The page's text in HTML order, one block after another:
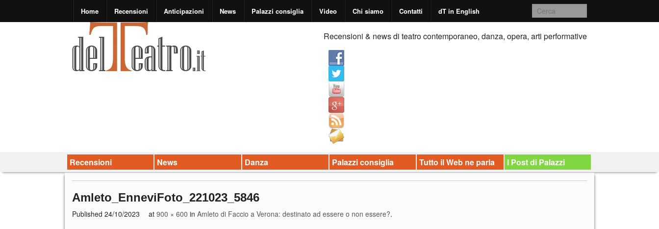
Home Recensioni Anticipazioni News Palazzi consiglia Video Chi siamo Contatti dT in English
Recensioni & news di teatro contemporaneo, danza, opera, arti performative
Recensioni News Danza Palazzi consiglia Tutto il Web ne parla I Post di Palazzi
Amleto_EnneviFoto_221023_5846
Published 24/10/2023 at 900 × 600 in Amleto di Faccio a Verona: destinato ad essere o non essere?.